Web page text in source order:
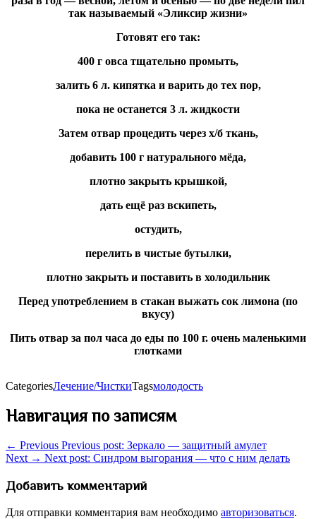
так называемый «Эликсир жизни»
Готовят его так:
400 г овса тщательно промыть,
залить 6 л. кипятка и варить до тех пор,
пока не останется 3 л. жидкости
Затем отвар процедить через х/б ткань,
добавить 100 г натурального мёда,
плотно закрыть крышкой,
дать ещё раз вскипеть,
остудить,
перелить в чистые бутылки,
плотно закрыть и поставить в холодильник
Перед употреблением в стакан выжать сок лимона (по
вкусу)
Пить отвар за пол часа до еды по 100 г. очень маленькими
глотками
CategoriesЛечение/ЧисткиTagsмолодость
Навигация по записям
← Previous Previous post: Зеркало — защитный амулет
Next → Next post: Синдром выгорания — что с ним делать
Добавить комментарий
Для отправки комментария вам необходимо авторизоваться.